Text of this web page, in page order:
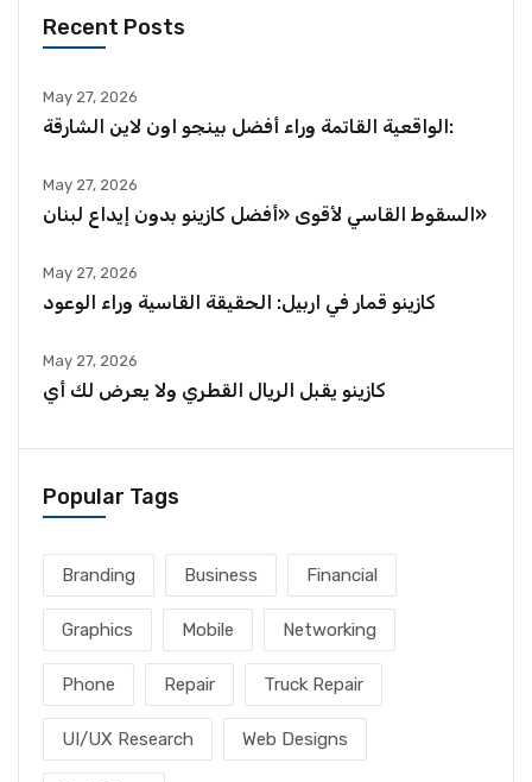
Recent Posts
May 27, 2026
الواقعية القاتمة وراء أفضل بينجو اون لاين الشارقة:
May 27, 2026
السقوط القاسي لأقوى «أفضل كازينو بدون إيداع لبنان»
May 27, 2026
كازينو قمار في اربيل: الحقيقة القاسية وراء الوعود
May 27, 2026
كازينو يقبل الريال القطري ولا يعرض لك أي
Popular Tags
Branding Business Financial
Graphics Mobile Networking
Phone Repair Truck Repair
UI/UX Research Web Designs